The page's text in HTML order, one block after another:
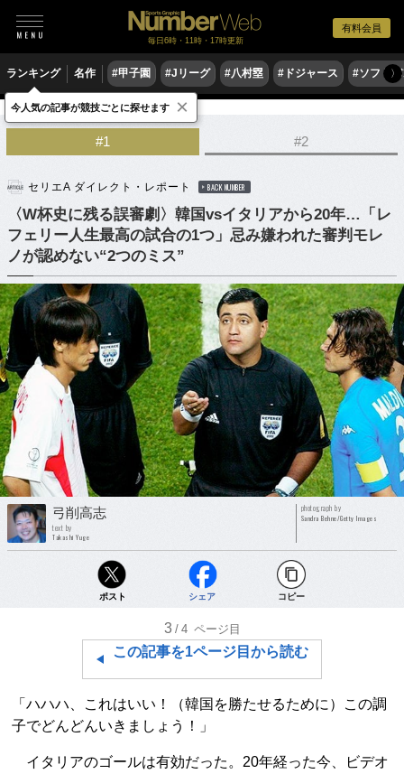
有料会員
毎日6時・11時・17時更新
ランキング 名作 #甲子園 #Jリーグ #八村塁 #ドジャース #ソフト〉
サッカー 海外サッカー セリエA
#1 #2
セリエA ダイレクト・レポート BACK NUMBER
〈W杯史に残る誤審劇〉韓国vsイタリアから20年…「レ
フェリー人生最高の試合の1つ」忌み嫌われた審判モレ
ノが認めない“2つのミス”
弓削高志
text by
Takashi Yuge
photograph by
Sandra Behne/Getty Images
ポスト シェア コピー
3 /4 ページ目
この記事を1ページ目から読む
「ハハハ、これはいい！（韓国を勝たせるために）この調
子でどんどんいきましょう！」
イタリアのゴールは有効だった。20年経った今、ビデオ
今人気の記事が競技ごとに探せます ×